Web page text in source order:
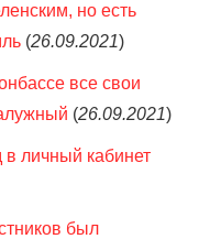
но есть
(26.09.2021)
все свои
(26.09.2021)
в личный кабинет
был